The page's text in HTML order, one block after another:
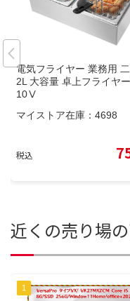
電気フライヤー 業務用
2L 大容量 卓上フライヤ
10Ⅴ
マイストア在庫： 4698
税込
近くの売り場